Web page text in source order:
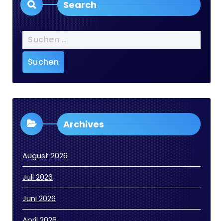
Search
Suchen
nach:
Archives
August 2026
Juli 2026
Juni 2026